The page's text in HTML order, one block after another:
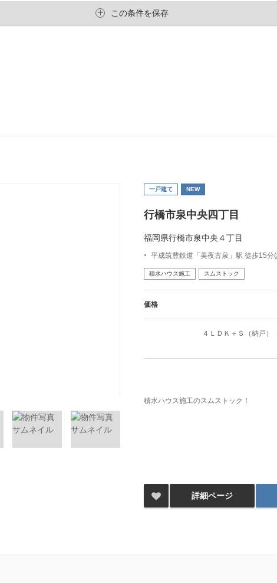
この条件を保存
一戸建て NEW
行橋市泉中央四丁目
福岡県行橋市泉中央４丁目
平成筑豊鉄道「美夜古泉」駅 徒歩15分
積水ハウス施工 スムストック
価格
４ＬＤＫ＋Ｓ（納戸）
積水ハウス施工のスムストック！
詳細ページ